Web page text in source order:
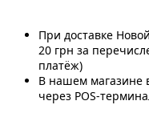
При доставке
20 грн за
платёж)
В нашем магазине
через POS-